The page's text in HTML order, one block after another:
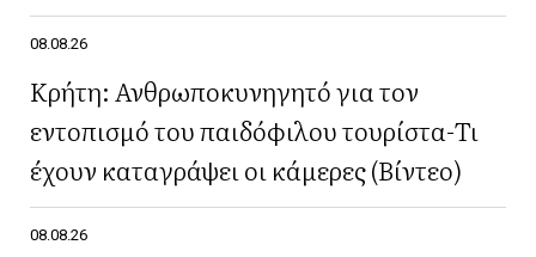
08.08.26
Κρήτη: Ανθρωποκυνηγητό για τον
εντοπισμό του παιδόφιλου τουρίστα-Τι
έχουν καταγράψει οι κάμερες (Βίντεο)
08.08.26